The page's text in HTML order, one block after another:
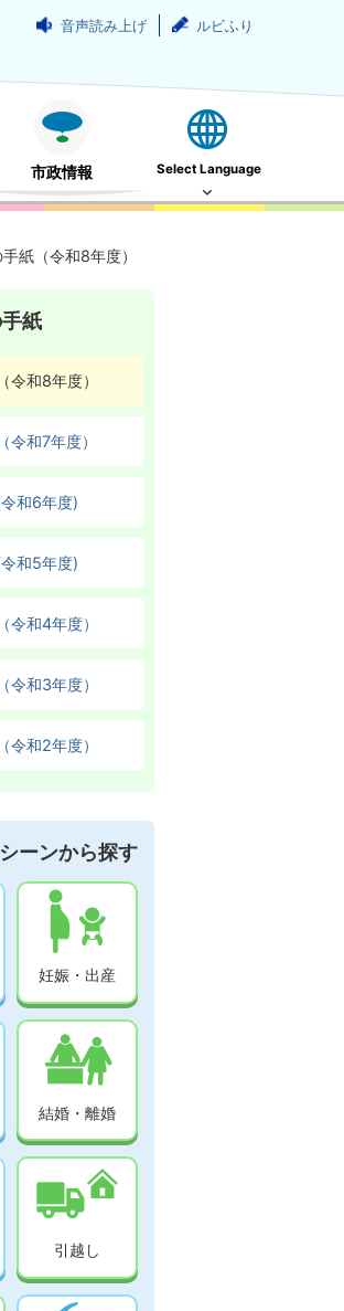
音声読み上げ ルビふり
市政情報 Select Language
紙（令和8年度）
紙
令和8年度）
令和7年度）
和6年度)
和5年度)
令和4年度）
令和3年度）
令和2年度）
ーンから探す
妊娠・出産
結婚・離婚
引越し